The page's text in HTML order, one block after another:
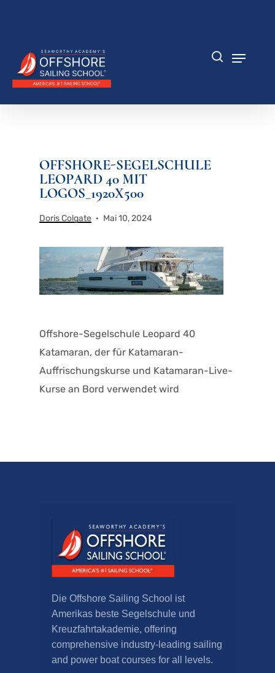
OFFSHORE-SEGELSCHULE
LEOPARD 40 MIT
LOGOS_1920X500
Doris Colgate Mai 10, 2024
Offshore-Segelschule Leopard 40
Katamaran, der für Katamaran-
Auffrischungskurse und Katamaran-Live-
Kurse an Bord verwendet wird
Die Offshore Sailing School ist
Amerikas beste Segelschule und
Kreuzfahrtakademie, offering
comprehensive industry-leading sailing
and power boat courses for all levels.